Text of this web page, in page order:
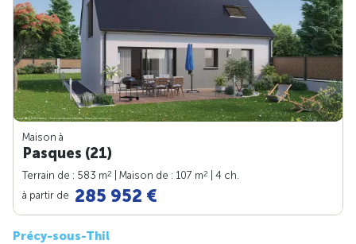
Maison à
Pasques (21)
Terrain de : 583 m2 | Maison de : 107 m2
| 4 ch.
à partir de 285 952 €
Précy-sous-Thil